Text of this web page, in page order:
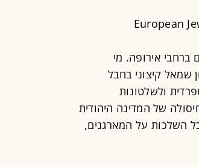
אירופה. מי
שמאל קיצוני בחבל
ולשלטונות
של המדינה היהודית
השלכות על המארגנים,